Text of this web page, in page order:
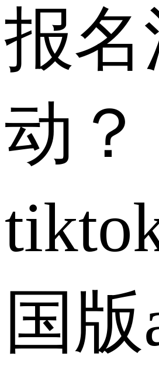
报名
动？
国版